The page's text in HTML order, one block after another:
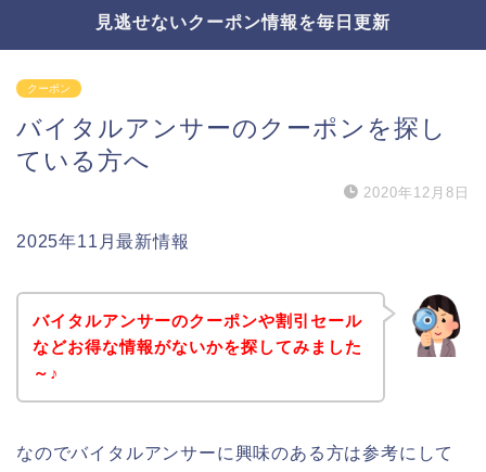
見逃せないクーポン情報を毎日更新
クーポン
バイタルアンサーのクーポンを探し
ている方へ
2020年12月8日
2025年11月最新情報
バイタルアンサーのクーポンや割引セール
などお得な情報がないかを探してみました
～♪
なのでバイタルアンサーに興味のある方は参考にして